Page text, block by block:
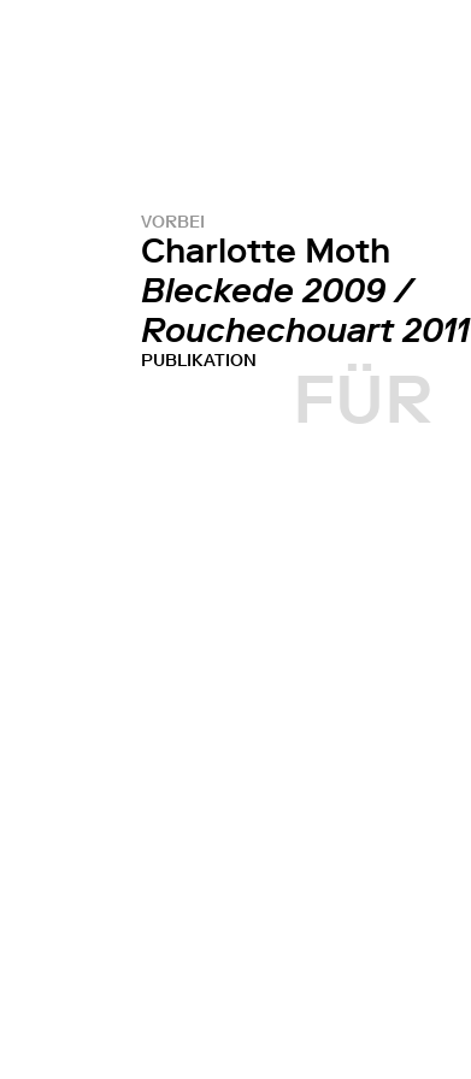
FÜR
VORBEI
Charlotte Moth
Bleckede 2009 /
Rouchechouart 2011
PUBLIKATION